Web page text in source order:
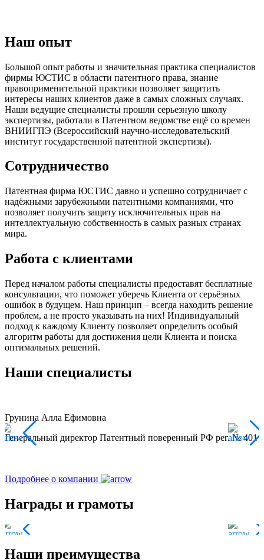
Наш опыт
Большой опыт работы и значительная практика специалистов
фирмы ЮСТИС в области патентного права, знание
правоприменительной практики позволяет защитить
интересы наших клиентов даже в самых сложных случаях.
Наши ведущие специалисты прошли серьезную школу
экспертизы, работали в Патентном ведомстве ещё со времен
ВНИИГПЭ (Всероссийский научно-исследовательский
институт государственной патентной экспертизы).
Сотрудничество
Патентная фирма ЮСТИС давно и успешно сотрудничает с
надёжными зарубежными патентными компаниями, что
позволяет получить защиту исключительных прав на
интеллектуальную собственность в самых разных странах
мира.
Работа с клиентами
Перед началом работы специалисты предоставят бесплатные
консультации, что поможет уберечь Клиента от серьёзных
ошибок в будущем. Наш принцип – всегда находить решение
проблем, а не просто указывать на них! Индивидуальный
подход к каждому Клиенту позволяет определить особый
алгоритм работы для достижения цели Клиента и поиска
оптимальных решений.
Наши специалисты
Грунина Алла Ефимовна
Генеральный директор Патентный поверенный РФ рег. № 401
Подробнее о компании
Награды и грамоты
Наши преимущества